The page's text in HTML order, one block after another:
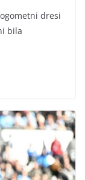
dresi
bila